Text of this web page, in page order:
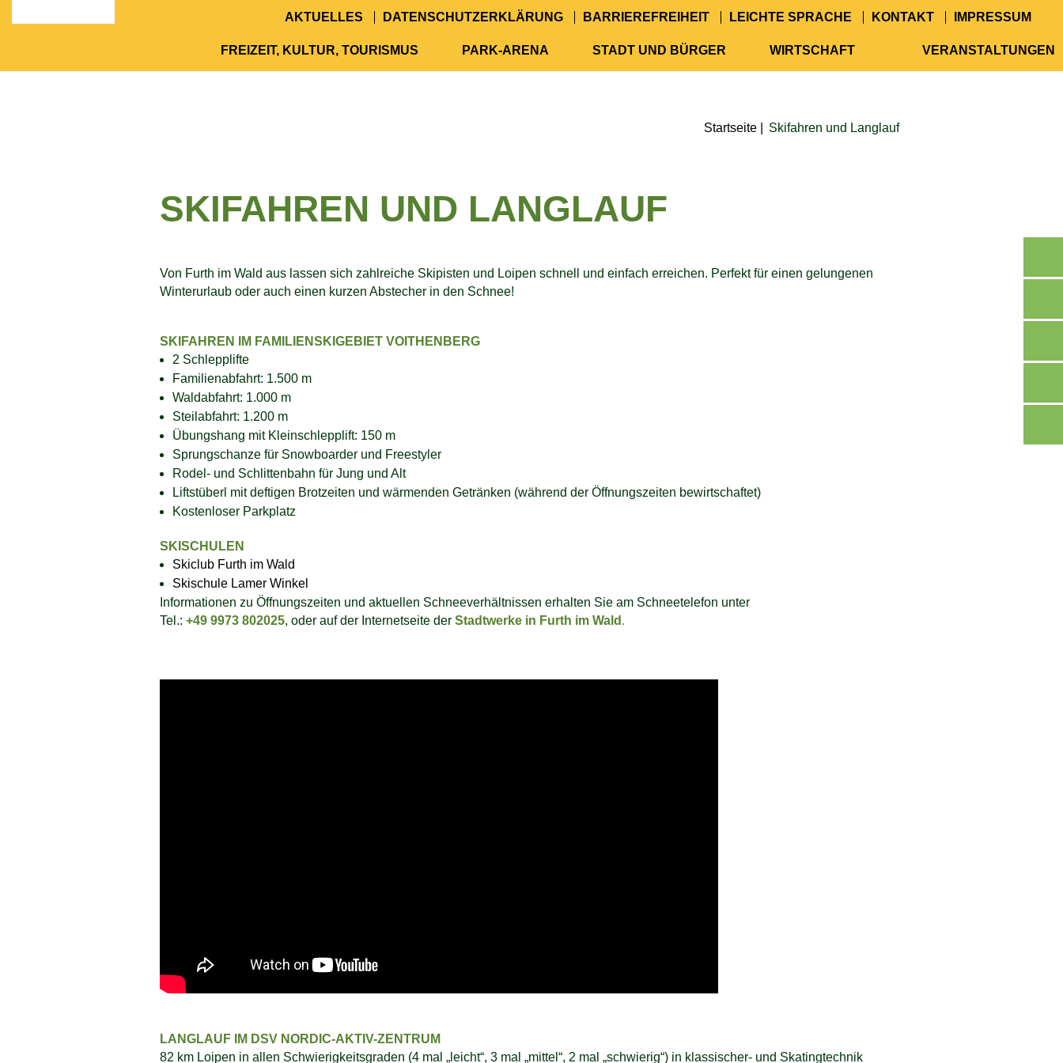
AKTUELLES DATENSCHUTZERKLÄRUNG BARRIEREFREIHEIT LEICHTE SPRACHE KONTAKT IMPRESSUM
FREIZEIT, KULTUR, TOURISMUS PARK-ARENA STADT UND BÜRGER WIRTSCHAFT VERANSTALTUNGEN
Startseite Skifahren und Langlauf
SKIFAHREN UND LANGLAUF
Von Furth im Wald aus lassen sich zahlreiche Skipisten und Loipen schnell und einfach erreichen. Perfekt für einen gelungenen
Winterurlaub oder auch einen kurzen Abstecher in den Schnee!
SKIFAHREN IM FAMILIENSKIGEBIET VOITHENBERG
2 Schlepplifte
Familienabfahrt: 1.500 m
Waldabfahrt: 1.000 m
Steilabfahrt: 1.200 m
Übungshang mit Kleinschlepplift: 150 m
Sprungschanze für Snowboarder und Freestyler
Rodel- und Schlittenbahn für Jung und Alt
Liftstüberl mit deftigen Brotzeiten und wärmenden Getränken (während der Öffnungszeiten bewirtschaftet)
Kostenloser Parkplatz
SKISCHULEN
Skiclub Furth im Wald
Skischule Lamer Winkel
Informationen zu Öffnungszeiten und aktuellen Schneeverhältnissen erhalten Sie am Schneetelefon unter
Tel.: +49 9973 802025, oder auf der Internetseite der Stadtwerke in Furth im Wald .
LANGLAUF IM DSV NORDIC-AKTIV-ZENTRUM
82 km Loipen in allen Schwierigkeitsgraden (4 mal „leicht“, 3 mal „mittel“, 2 mal „schwierig“) in klassischer- und Skatingtechnik